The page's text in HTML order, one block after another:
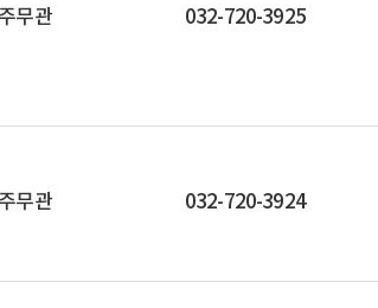
무관 032-720-3925
무관 032-720-3924